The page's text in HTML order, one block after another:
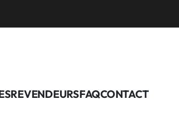
REVENDEURSFAQCONTACT